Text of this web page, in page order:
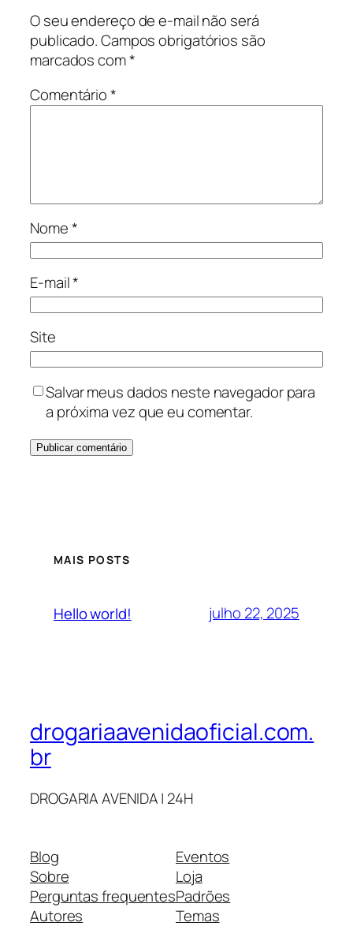
O seu endereço de e-mail não será
publicado.Campos obrigatórios são
marcados com*
Comentário*
Nome*
E-mail*
Site
Salvar meus dados neste navegador para
a próxima vez que eu comentar.
MAIS POSTS
Hello world! julho 22, 2025
drogariaavenidaoficial.com.
br
DROGARIA AVENIDA | 24H
Blog
Sobre
Perguntas frequentes
Autores
Eventos
Loja
Padrões
Temas